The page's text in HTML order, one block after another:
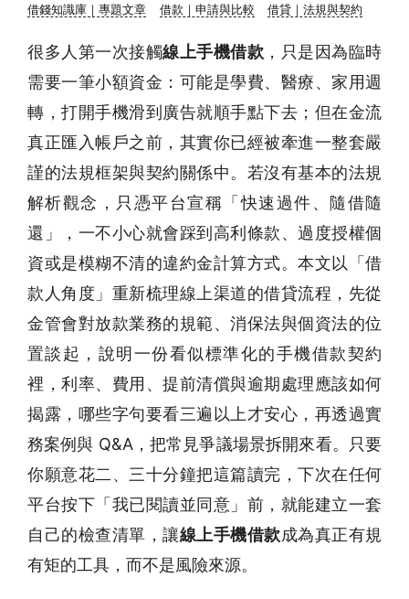
借錢知識庫｜專題文章 借款｜申請與比較 借貸｜法規與契約
很多人第一次接觸線上手機借款 ，只是因為臨時
需要一筆小額資金：可能是學費、醫療、家用週
轉，打開手機滑到廣告就順手點下去；但在金流
真正匯入帳戶之前，其實你已經被牽進一整套嚴
謹的法規框架與契約關係中。若沒有基本的法規
解析觀念，只憑平台宣稱「快速過件、隨借隨
還」，一不小心就會踩到高利條款、過度授權個
資或是模糊不清的違約金計算方式。本文以「借
款人角度」重新梳理線上渠道的借貸流程，先從
金管會對放款業務的規範、消保法與個資法的位
置談起，說明一份看似標準化的手機借款契約
裡，利率、費用、提前清償與逾期處理應該如何
揭露，哪些字句要看三遍以上才安心，再透過實
務案例與 Q&A，把常見爭議場景拆開來看。只要
你願意花二、三十分鐘把這篇讀完，下次在任何
平台按下「我已閱讀並同意」前，就能建立一套
自己的檢查清單，讓線上手機借款成為真正有規
有矩的工具，而不是風險來源。